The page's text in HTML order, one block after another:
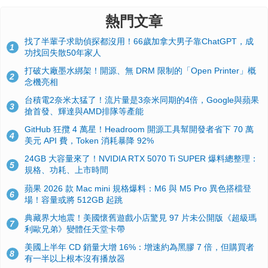
熱門文章
1
找了半輩子求助偵探都沒用！66歲加拿大男子靠ChatGPT，成
功找回失散50年家人
2
打破大廠墨水綁架！開源、無 DRM 限制的「Open Printer」概
念機亮相
3
台積電2奈米太猛了！流片量是3奈米同期的4倍，Google與蘋果
搶首發、輝達與AMD排隊等產能
4
GitHub 狂攬 4 萬星！Headroom 開源工具幫開發者省下 70 萬
美元 API 費，Token 消耗暴降 92%
5
24GB 大容量來了！NVIDIA RTX 5070 Ti SUPER 爆料總整理：
規格、功耗、上市時間
6
蘋果 2026 款 Mac mini 規格爆料：M6 與 M5 Pro 異色搭檔登
場！容量或將 512GB 起跳
7
典藏界大地震！美國懷舊遊戲小店驚見 97 片未公開版《超級瑪
利歐兄弟》變體任天堂卡帶
8
美國上半年 CD 銷量大增 16%：增速約為黑膠 7 倍，但購買者
有一半以上根本沒有播放器